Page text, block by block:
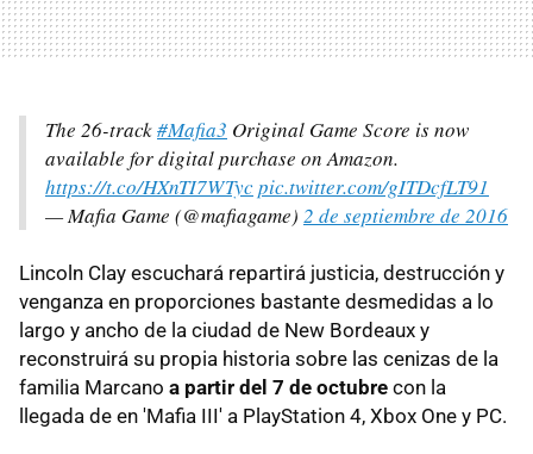
The 26-track#Mafia3 Original Game Score is now
available for digital purchase on Amazon.
https://t.co/HXnTI7WTycpic.twitter.com/gITDcfLT91
— Mafia Game (@mafiagame) 2 de septiembre de 2016
Lincoln Clay escuchará repartirá justicia, destrucción y
venganza en proporciones bastante desmedidas a lo
largo y ancho de la ciudad de New Bordeaux y
reconstruirá su propia historia sobre las cenizas de la
familia Marcano a partir del 7 de octubre con la
llegada de en 'Mafia III' a PlayStation 4, Xbox One y PC.